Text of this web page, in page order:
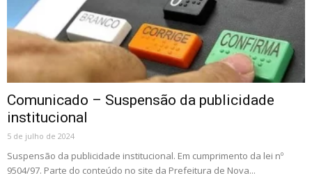
Comunicado – Suspensão da publicidade
institucional
5 de julho de 2024
Suspensão da publicidade institucional. Em cumprimento da lei nº
9504/97. Parte do conteúdo no site da Prefeitura de Nova...